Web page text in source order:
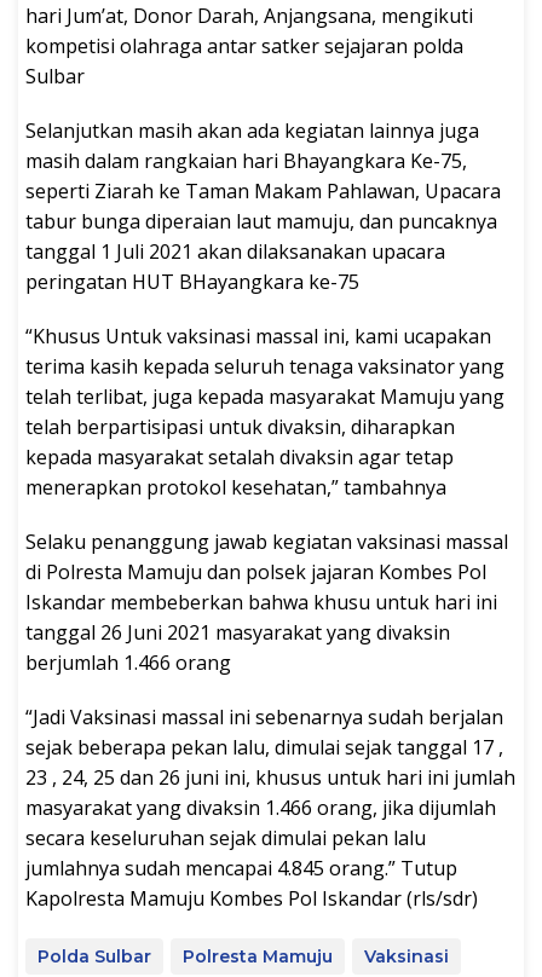
hari Jum’at, Donor Darah, Anjangsana, mengikuti
kompetisi olahraga antar satker sejajaran polda
Sulbar
Selanjutkan masih akan ada kegiatan lainnya juga
masih dalam rangkaian hari Bhayangkara Ke-75,
seperti Ziarah ke Taman Makam Pahlawan, Upacara
tabur bunga diperaian laut mamuju, dan puncaknya
tanggal 1 Juli 2021 akan dilaksanakan upacara
peringatan HUT BHayangkara ke-75
“Khusus Untuk vaksinasi massal ini, kami ucapakan
terima kasih kepada seluruh tenaga vaksinator yang
telah terlibat, juga kepada masyarakat Mamuju yang
telah berpartisipasi untuk divaksin, diharapkan
kepada masyarakat setalah divaksin agar tetap
menerapkan protokol kesehatan,” tambahnya
Selaku penanggung jawab kegiatan vaksinasi massal
di Polresta Mamuju dan polsek jajaran Kombes Pol
Iskandar membeberkan bahwa khusu untuk hari ini
tanggal 26 Juni 2021 masyarakat yang divaksin
berjumlah 1.466 orang
“Jadi Vaksinasi massal ini sebenarnya sudah berjalan
sejak beberapa pekan lalu, dimulai sejak tanggal 17 ,
23 , 24, 25 dan 26 juni ini, khusus untuk hari ini jumlah
masyarakat yang divaksin 1.466 orang, jika dijumlah
secara keseluruhan sejak dimulai pekan lalu
jumlahnya sudah mencapai 4.845 orang.” Tutup
Kapolresta Mamuju Kombes Pol Iskandar (rls/sdr)
Polda Sulbar Polresta Mamuju Vaksinasi